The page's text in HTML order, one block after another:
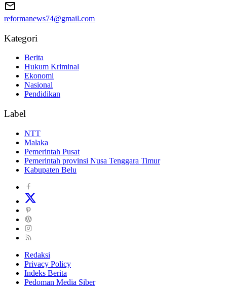
reformanews74@gmail.com
Kategori
Berita
Hukum Kriminal
Ekonomi
Nasional
Pendidikan
Label
NTT
Malaka
Pemerintah Pusat
Pemerintah provinsi Nusa Tenggara Timur
Kabupaten Belu
Redaksi
Privacy Policy
Indeks Berita
Pedoman Media Siber